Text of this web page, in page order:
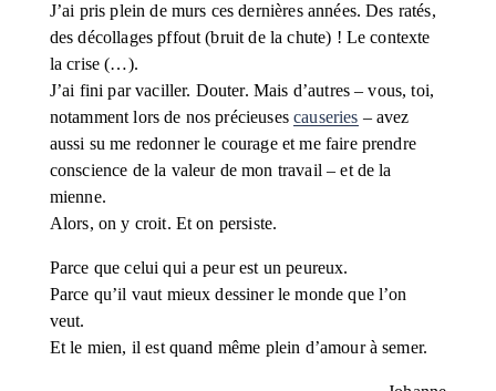
J’ai pris plein de murs ces dernières années. Des ratés,
des décollages pffout (bruit de la chute) ! Le contexte
la crise (…).
J’ai fini par vaciller. Douter. Mais d’autres – vous, toi,
notamment lors de nos précieuses causeries – avez
aussi su me redonner le courage et me faire prendre
conscience de la valeur de mon travail – et de la
mienne.
Alors, on y croit. Et on persiste.
Parce que celui qui a peur est un peureux.
Parce qu’il vaut mieux dessiner le monde que l’on
veut.
Et le mien, il est quand même plein d’amour à semer.